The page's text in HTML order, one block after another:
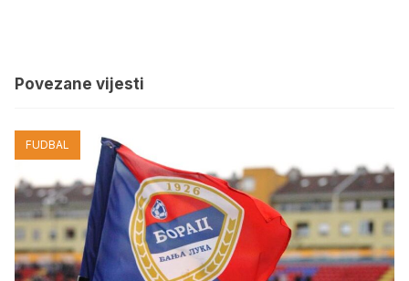
Povezane vijesti
FUDBAL